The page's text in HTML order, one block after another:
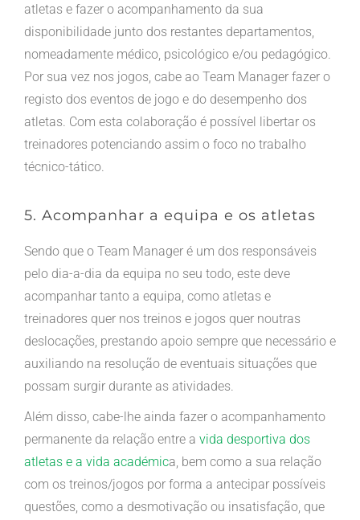
atletas e fazer o acompanhamento da sua
disponibilidade junto dos restantes departamentos,
nomeadamente médico, psicológico e/ou pedagógico.
Por sua vez nos jogos, cabe ao Team Manager fazer o
registo dos eventos de jogo e do desempenho dos
atletas. Com esta colaboração é possível libertar os
treinadores potenciando assim o foco no trabalho
técnico-tático.
5. Acompanhar a equipa e os atletas
Sendo que o Team Manager é um dos responsáveis
pelo dia-a-dia da equipa no seu todo, este deve
acompanhar tanto a equipa, como atletas e
treinadores quer nos treinos e jogos quer noutras
deslocações, prestando apoio sempre que necessário e
auxiliando na resolução de eventuais situações que
possam surgir durante as atividades.
Além disso, cabe-lhe ainda fazer o acompanhamento
permanente da relação entre a vida desportiva dos
atletas e a vida académica, bem como a sua relação
com os treinos/jogos por forma a antecipar possíveis
questões, como a desmotivação ou insatisfação, que